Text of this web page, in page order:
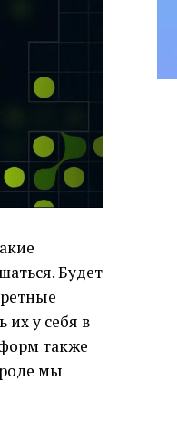
Будет
у себя в
также
мы